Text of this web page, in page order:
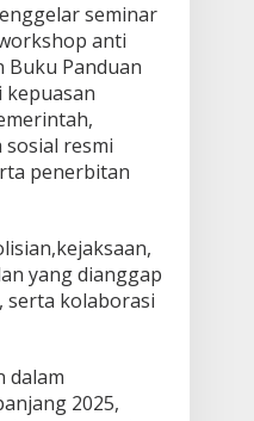
seminar
anti
Buku Panduan
kepuasan
sosial resmi
penerbitan
yang dianggap
serta kolaborasi
dalam
2025,